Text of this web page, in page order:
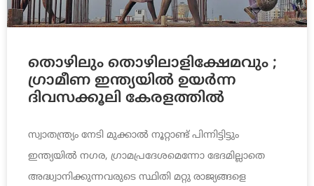
തൊഴിലും തൊഴിലാളിക്ഷേമവും ;
ഗ്രാമീണ ഇന്ത്യയില്‍ ഉയര്‍ന്ന
ദിവസക്കൂലി കേരളത്തില്‍
സ്വാതന്ത്ര്യം നേടി മുക്കാല്‍ നൂറ്റാണ്ട് പിന്നിട്ടിട്ടും
ഇന്ത്യയില്‍ നഗര, ഗ്രാമപ്രദേശമെന്നോ ഭേദമില്ലാതെ
അദ്ധ്വാനിക്കുന്നവരുടെ സ്ഥിതി മറ്റു രാജ്യങ്ങളെ